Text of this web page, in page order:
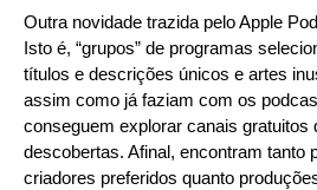
Outra novidade trazida pelo Apple
Isto é, “grupos” de programas
títulos e descrições únicos e artes
assim como já faziam com os
conseguem explorar canais gratuitos
descobertas. Afinal, encontram tanto
criadores preferidos quanto